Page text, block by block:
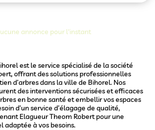
annonce pour l'instant
est le service spécialisé de la société
offrant des solutions professionnelles
d’arbres dans la ville de Bihorel. Nos
des interventions sécurisées et efficaces
en bonne santé et embellir vos espaces
d’un service d’élagage de qualité,
Elagueur Theom Robert pour une
adaptée à vos besoins.